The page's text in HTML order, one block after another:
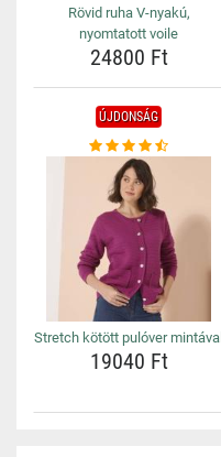
Rövid ruha V-nyakú,
nyomtatott voile
24800 Ft
ÚJDONSÁG
Stretch kötött pulóver mintával
19040 Ft